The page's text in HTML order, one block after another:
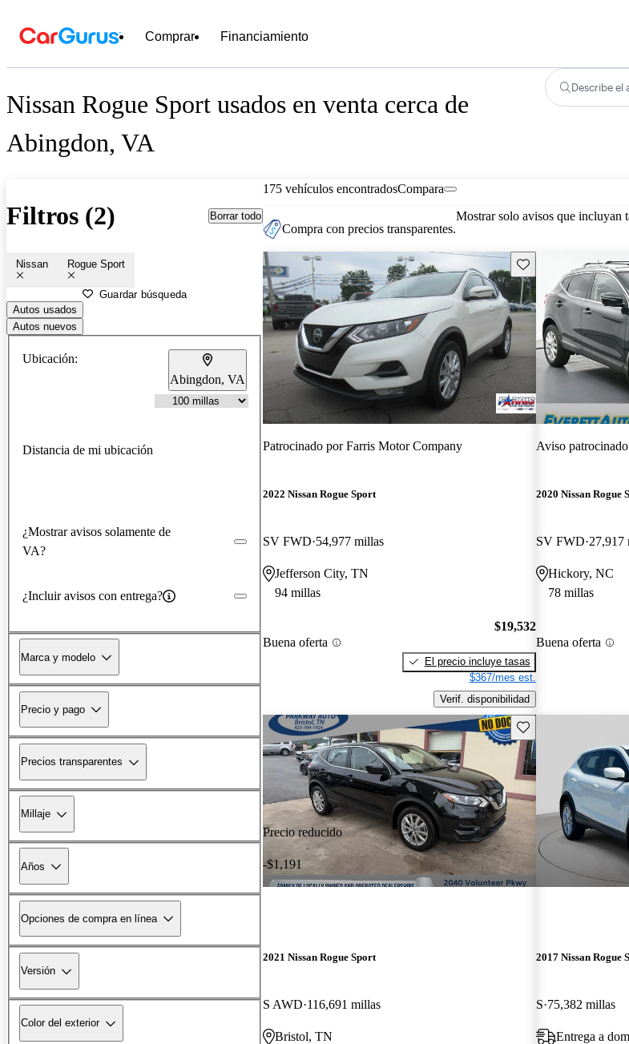
Comprar Financiamiento
Nissan Rogue Sport usados en venta cerca de
Abingdon, VA
Describe el
Filtros (2) Borrar todo
Nissan Rogue Sport
Guardar búsqueda
Autos usados
Autos nuevos
Ubicación:
Abingdon, VA
Distancia de mi ubicación
¿Mostrar avisos solamente de
VA?
¿Incluir avisos con entrega?
Marca y modelo
Precio y pago
Precios transparentes
Millaje
Años
Opciones de compra en línea
Versión
Color del exterior
175 vehículos encontradosCompara
Compra con precios transparentes.
Mostrar solo avisos que incluyan
Guarda este Aviso
Patrocinado porFarris Motor Company
2022 Nissan Rogue Sport
SV FWD 54,977 millas
Jefferson City, TN
94 millas
Buena oferta
$19,532
El precio incluye tasas
$367/mes est.
Verif. disponibilidad
Aviso patrocinado
2020 Nissan Rogue
SV FWD 27,917
Hickory, NC
78 millas
Buena oferta
Precio reducido
-$1,191
Guarda este Aviso
2021 Nissan Rogue Sport
S AWD 116,691 millas
Bristol, TN
2017 Nissan Rogue
S 75,382 millas
Entrega a